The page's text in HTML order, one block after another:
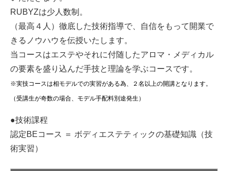
RUBYZは少人数制。
（最高４人）徹底した技術指導で、自信をもって開業で
きるノウハウを伝授いたします。
当コースはエステやそれに付随したアロマ・メディカル
の要素を盛り込んだ手技と理論を学ぶコースです。
※実技コースは相モデルでの実習がある為、２名以上の開講となります。
（受講生が奇数の場合、モデル手配料別途発生）
●技術課程
認定BEコース ＝ ボディエステティックの基礎知識（技
術実習）